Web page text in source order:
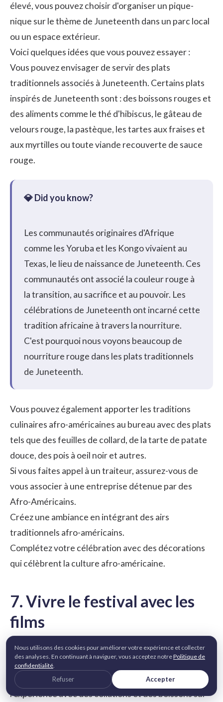
élevé, vous pouvez choisir d'organiser un pique-
nique sur le thème de Juneteenth dans un parc local
ou un espace extérieur.
Voici quelques idées que vous pouvez essayer :
Vous pouvez envisager de servir des plats
traditionnels associés à Juneteenth. Certains plats
inspirés de Juneteenth sont : des boissons rouges et
des aliments comme le thé d'hibiscus, le gâteau de
velours rouge, la pastèque, les tartes aux fraises et
aux myrtilles ou toute viande recouverte de sauce
rouge.
Les communautés originaires d'Afrique
comme les Yoruba et les Kongo vivaient au
Texas, le lieu de naissance de Juneteenth. Ces
communautés ont associé la couleur rouge à
la transition, au sacrifice et au pouvoir. Les
célébrations de Juneteenth ont incarné cette
tradition africaine à travers la nourriture.
C'est pourquoi nous voyons beaucoup de
nourriture rouge dans les plats traditionnels
de Juneteenth.
Vous pouvez également apporter les traditions
culinaires afro-américaines au bureau avec des plats
tels que des feuilles de collard, de la tarte de patate
douce, des pois à oeil noir et autres.
Si vous faites appel à un traiteur, assurez-vous de
vous associer à une entreprise détenue par des
Afro-Américains.
Créez une ambiance en intégrant des airs
traditionnels afro-américains.
Complétez votre célébration avec des décorations
qui célèbrent la culture afro-américaine.
7. Vivre le festival avec les
films
Organisez un projecteur dans votre bureau et
diffusez un film mettant en lumière les expériences
et les contributions des Afro-Américains. Améliorez
l'expérience avec des collations et des boissons sur
Nous utilisons des cookies pour améliorer votre expérience et collecter
des analyses. En continuant à naviguer, vous acceptez notrePolitique de
confidentialité.
Refuser Accepter